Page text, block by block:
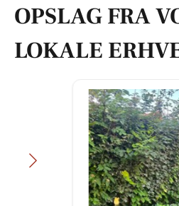
OPSLAG FRA
LOKALE